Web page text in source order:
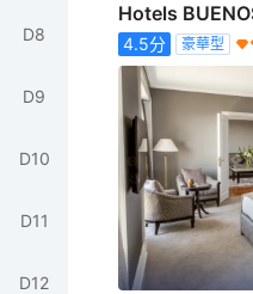
D8
D9
D10
D11
D12
Hotels
4.5分 豪華型